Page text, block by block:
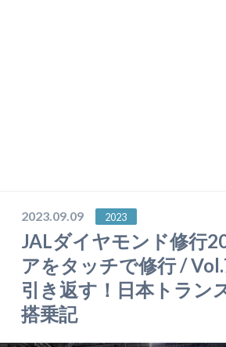
2023.09.09 2023
JALダイヤモンド修行
アをタッチで修行 /
引き返す！日本トラン
搭乗記